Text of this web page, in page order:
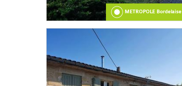
METROPOLE Bordelaise